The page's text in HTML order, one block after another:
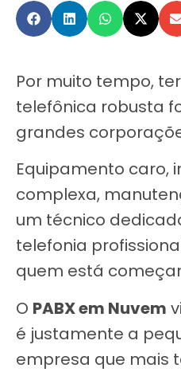
Por muito tempo,
telefônica robusta
grandes
Equipamento caro,
complexa,
um técnico
telefonia
quem está
O PABX em Nuvem
é justamente a
empresa que mais